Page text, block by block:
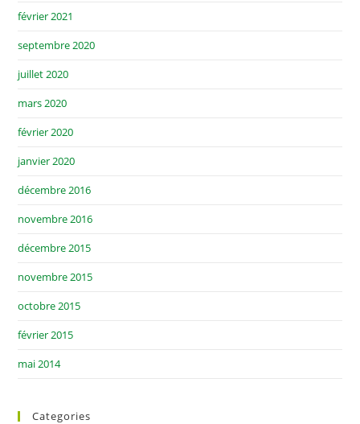
février 2021
septembre 2020
juillet 2020
mars 2020
février 2020
janvier 2020
décembre 2016
novembre 2016
décembre 2015
novembre 2015
octobre 2015
février 2015
mai 2014
Categories